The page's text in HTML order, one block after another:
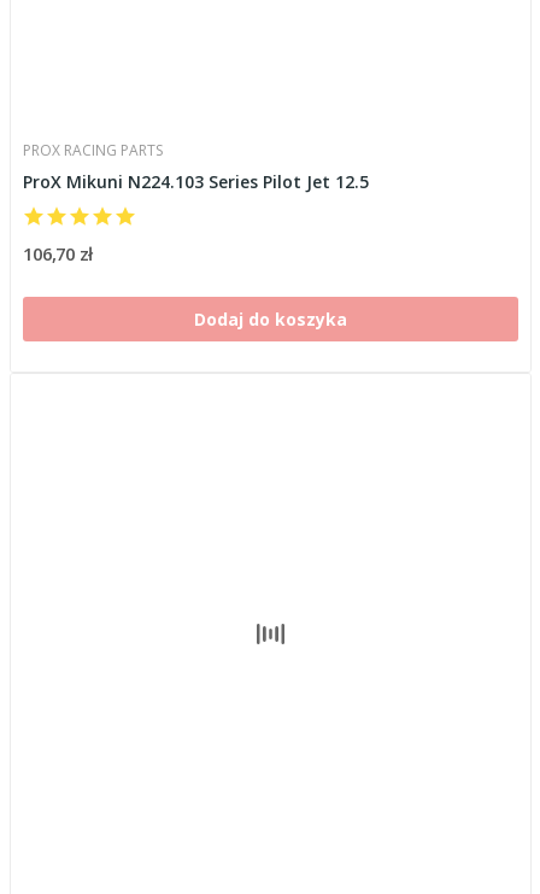
PROX RACING PARTS
ProX Mikuni N224.103 Series Pilot Jet 12.5
106,70 zł
Dodaj do koszyka